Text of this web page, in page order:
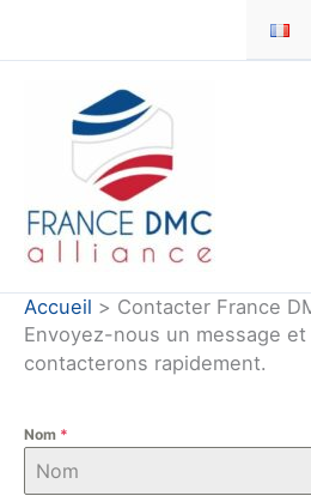
Accueil
Contacter France
Envoyez-nous un message
contacterons rapidement.
Nom *